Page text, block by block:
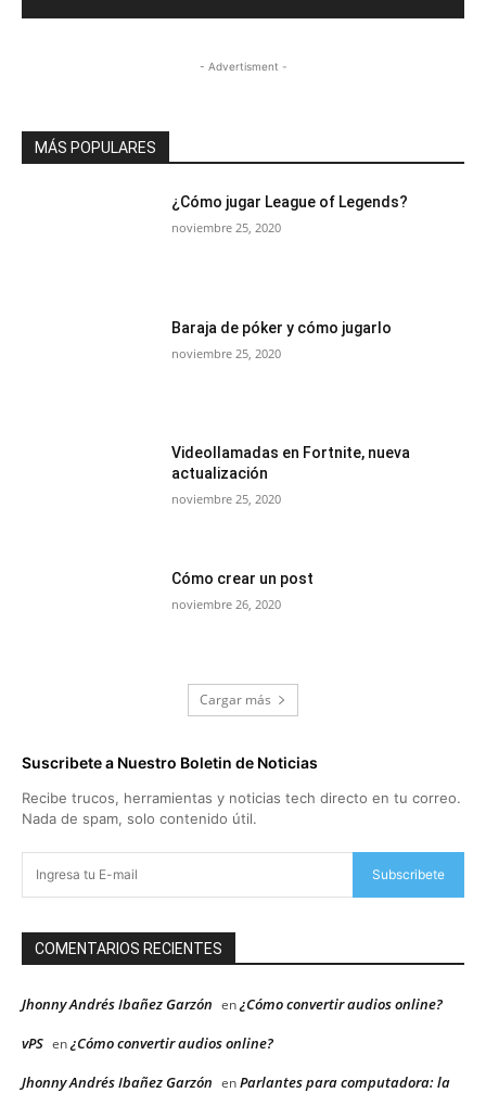
- Advertisment -
MÁS POPULARES
¿Cómo jugar League of Legends?
noviembre 25, 2020
Baraja de póker y cómo jugarlo
noviembre 25, 2020
Videollamadas en Fortnite, nueva
actualización
noviembre 25, 2020
Cómo crear un post
noviembre 26, 2020
Cargar más
Suscribete a Nuestro Boletin de Noticias
Recibe trucos, herramientas y noticias tech directo en tu correo.
Nada de spam, solo contenido útil.
Subscribete
COMENTARIOS RECIENTES
Jhonny Andrés Ibañez Garzón en¿Cómo convertir audios online?
vPS en¿Cómo convertir audios online?
Jhonny Andrés Ibañez Garzón enParlantes para computadora: la